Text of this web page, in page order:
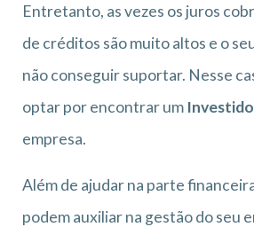
Entretanto, as vezes os juros
de créditos são muito altos e o
não conseguir suportar. Nesse
optar por encontrar um
empresa.
Além de ajudar na parte
podem auxiliar na gestão do seu